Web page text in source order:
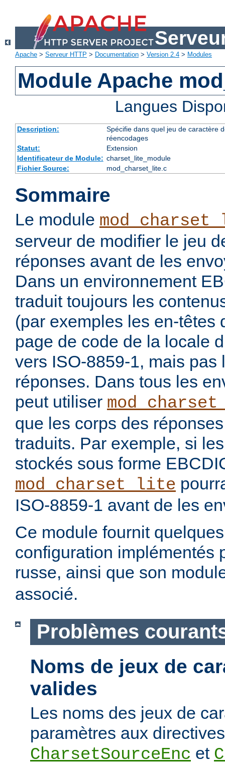
Apache > Serveur HTTP > Documentation > Version 2.4 > Modules
Module Apache
Langues
Description:
Spécifie dans quel jeu de caractère
réencodages
Statut:
Extension
Identificateur de Module: charset_lite_module
Fichier Source:
mod_charset_lite.c
Sommaire
Le module
serveur de modifier le jeu
réponses avant de les
Dans un environnement
traduit toujours les
(par exemples les en-têtes
page de code de la locale
vers ISO-8859-1, mais pas
réponses. Dans tous les
peut utiliser
que les corps des
traduits. Par exemple, si
stockés sous forme
mod_charset_lite
ISO-8859-1 avant de les
Ce module fournit
configuration implémentés
russe, ainsi que son
associé.
Problèmes
Noms de jeux de
valides
Les noms des jeux de
paramètres aux directives
CharsetSourceEnc et